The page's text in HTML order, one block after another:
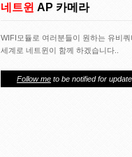
네트윈 AP 카메라
WIFI모듈로 여러분들이 원하는 유비
세계로 네트윈이 함께 하겠습니다..
Follow me to be notified for